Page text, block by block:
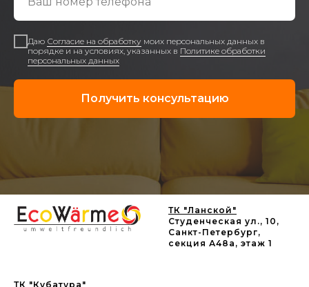
Даю Согласие на обработку моих персональных данных в
порядке и на условиях, указанных в Политике обработки
персональных данных
Получить консультацию
ТК "Ланской"
Студенческая ул., 10,
Санкт-Петербург,
секция А48а, этаж 1
ТК "Кубатура"